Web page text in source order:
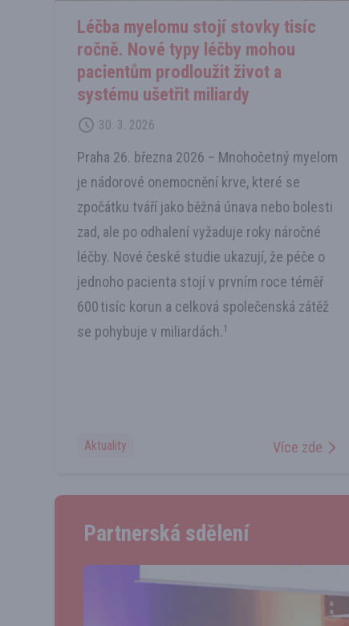
Léčba myelomu stojí stovky tisíc
ročně. Nové typy léčby mohou
pacientům prodloužit život a
systému ušetřit miliardy
30. 3. 2026
Praha 26. března 2026 –⁠⁠⁠⁠⁠⁠ Mnohočetný myelom
je nádorové onemocnění krve, které se
zpočátku tváří jako běžná únava nebo bolesti
zad, ale po odhalení vyžaduje roky náročné
léčby. Nové české studie ukazují, že péče o
jednoho pacienta stojí v prvním roce téměř
600 tisíc korun a celková společenská zátěž
se pohybuje v miliardách.1
Aktuality Více zde
Partnerská sdělení